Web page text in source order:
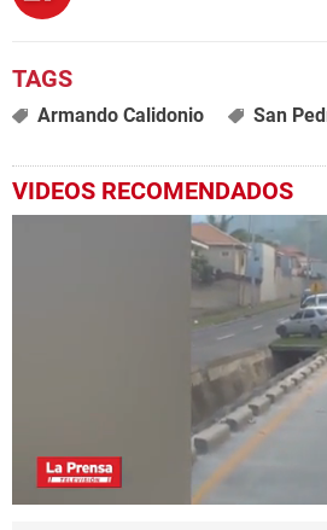
Armando Calidonio San
VIDEOS RECOMENDADOS